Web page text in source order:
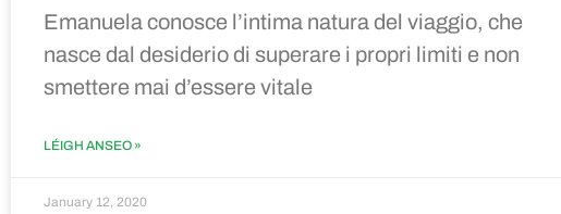
Emanuela conosce l’intima natura del viaggio, che
nasce dal desiderio di superare i propri limiti e non
smettere mai d’essere vitale
LÉIGH ANSEO »
January 12, 2020